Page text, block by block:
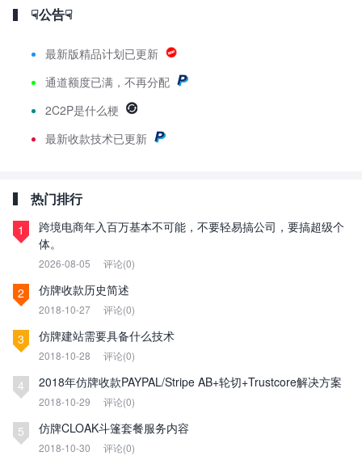
☟公告☟
最新版精品计划已更新
通道额度已满，不再分配
2C2P是什么梗
最新收款技术已更新
热门排行
1
跨境电商年入百万基本不可能，不要轻易搞公司，要搞超级个
体。
2026-08-05 评论(0)
2 仿牌收款历史简述
2018-10-27 评论(0)
3 仿牌建站需要具备什么技术
2018-10-28 评论(0)
4 2018年仿牌收款PAYPAL/Stripe AB+轮切+Trustcore解决方案
2018-10-29 评论(0)
5 仿牌CLOAK斗篷套餐服务内容
2018-10-30 评论(0)